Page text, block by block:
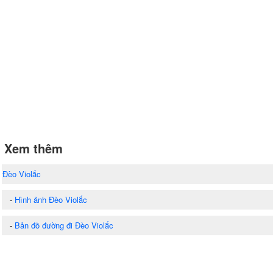
Xem thêm
Đèo Violắc
- Hình ảnh Đèo Violắc
- Bản đồ đường đi Đèo Violắc